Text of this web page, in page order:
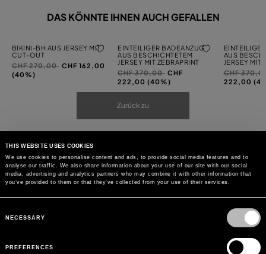
THIS WEBSITE USES COOKIES
We use cookies to personalise content and ads, to provide social media features and to
analyse our traffic. We also share information about your use of our site with our social
media, advertising and analytics partners who may combine it with other information that
you’ve provided to them or that they’ve collected from your use of their services.
Selection
NECESSARY
PREFERENCES
DAS KÖNNTE IHNEN AUCH GEFALLEN
BIKINI-BH AUS JERSEY MIT
CUT-OUT
Preis
reduziert
CHF 270,00auf
CHF 162,00
(40%)
EINTEILIGER BADEANZUG
AUS BESCHICHTETEM
JERSEY MIT ZEBRAPRINT
Preis
reduziert
CHF 370,00auf
CHF
222,00 (40%)
AUS
JERSEY MIT
Preis
reduziert
CHF
222,00
Zurück zu